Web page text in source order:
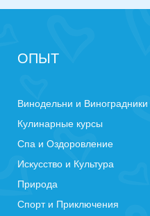
ОПЫТ
Винодельни и Виноградники
Кулинарные курсы
Спа и Оздоровление
Искусство и Культура
Природа
Спорт и Приключения